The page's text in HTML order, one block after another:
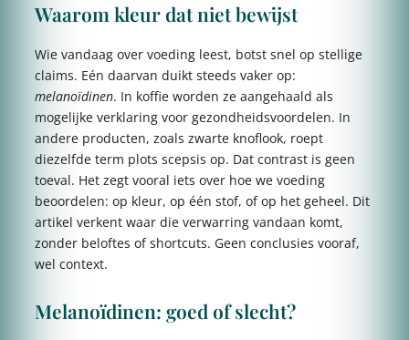
Waarom kleur dat niet bewijst
Wie vandaag over voeding leest, botst snel op stellige
claims. Eén daarvan duikt steeds vaker op:
melanoïdinen. In koffie worden ze aangehaald als
mogelijke verklaring voor gezondheidsvoordelen. In
andere producten, zoals zwarte knoflook, roept
diezelfde term plots scepsis op. Dat contrast is geen
toeval. Het zegt vooral iets over hoe we voeding
beoordelen: op kleur, op één stof, of op het geheel. Dit
artikel verkent waar die verwarring vandaan komt,
zonder beloftes of shortcuts. Geen conclusies vooraf,
wel context.
Melanoïdinen: goed of slecht?